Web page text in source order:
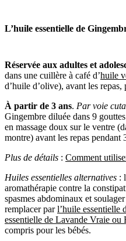
L’huile essentielle de
Réservée aux adultes et
dans une cuillère à café d’huile
d’huile d’olive), avant les
À partir de 3 ans. Par voie
Gingembre diluée dans 9
en massage doux sur le ventre
montre) avant les repas pendant
Plus de détails : Comment
Huiles essentielles alternatives :
aromathérapie contre la
spasmes abdominaux et
remplacer parl’huile essentielle
essentielle de Lavande Vraie ou
compris pour les bébés.